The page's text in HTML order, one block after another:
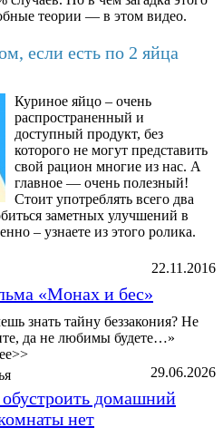
теории — в этом видео.
если есть по 2 яйца
Куриное яйцо – очень
распространенный и
доступный продукт, без
которого не могут представить
свой рацион многие из нас. А
главное — очень полезный!
Стоит употреблять всего два
заметных улучшений в
– узнаете из этого ролика.
22.11.2016
«Монах и бес»
знать тайну беззакония? Не
да не любимы будете…»
29.06.2026
домашний
нет